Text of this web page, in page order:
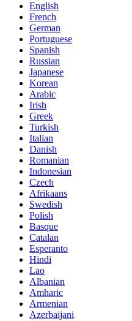
English
French
German
Portuguese
Spanish
Russian
Japanese
Korean
Arabic
Irish
Greek
Turkish
Italian
Danish
Romanian
Indonesian
Czech
Afrikaans
Swedish
Polish
Basque
Catalan
Esperanto
Hindi
Lao
Albanian
Amharic
Armenian
Azerbaijani